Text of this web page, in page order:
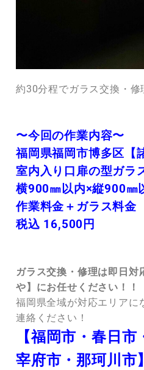
約30分程でガラス交換・修
〜今回の作業内容〜
福岡県福岡市博多区【
室内入り口扉の型ガラ
横900㎜以内×縦900㎜
作業料金＋ガラス料金
税込 16,500円
ガラス交換・修理は即日対
や】にお任せください！！
福岡県全域が対応エリアに
連絡ください！
【福岡市・春日
宰府市・那珂川市】